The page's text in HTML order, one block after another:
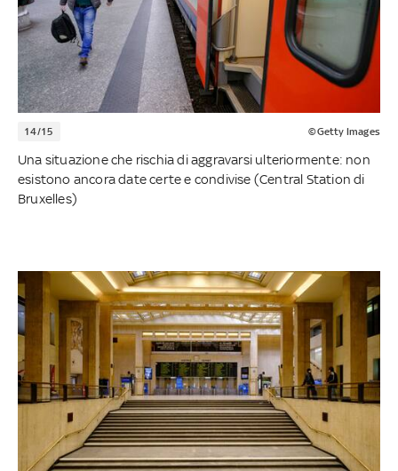
14/15 ©Getty Images
Una situazione che rischia di aggravarsi ulteriormente: non
esistono ancora date certe e condivise (Central Station di
Bruxelles)